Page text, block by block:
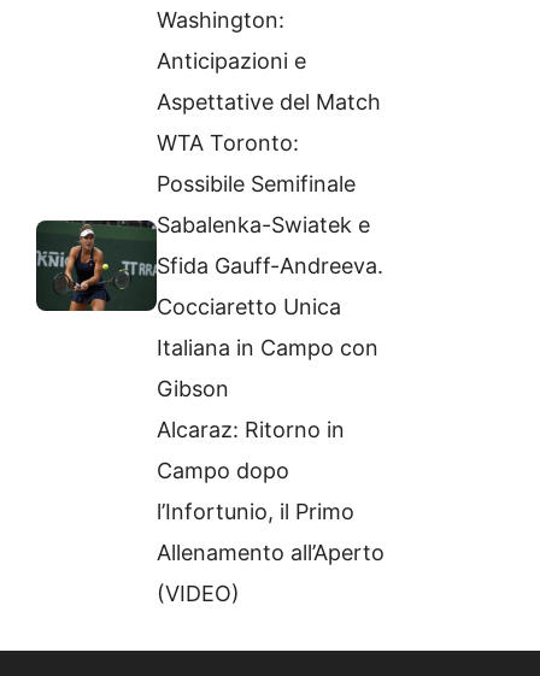
Washington:
Anticipazioni e
Aspettative del Match
WTA Toronto:
Possibile Semifinale
Sabalenka-Swiatek e
Sfida Gauff-Andreeva.
Cocciaretto Unica
Italiana in Campo con
Gibson
Alcaraz: Ritorno in
Campo dopo
l’Infortunio, il Primo
Allenamento all’Aperto
(VIDEO)